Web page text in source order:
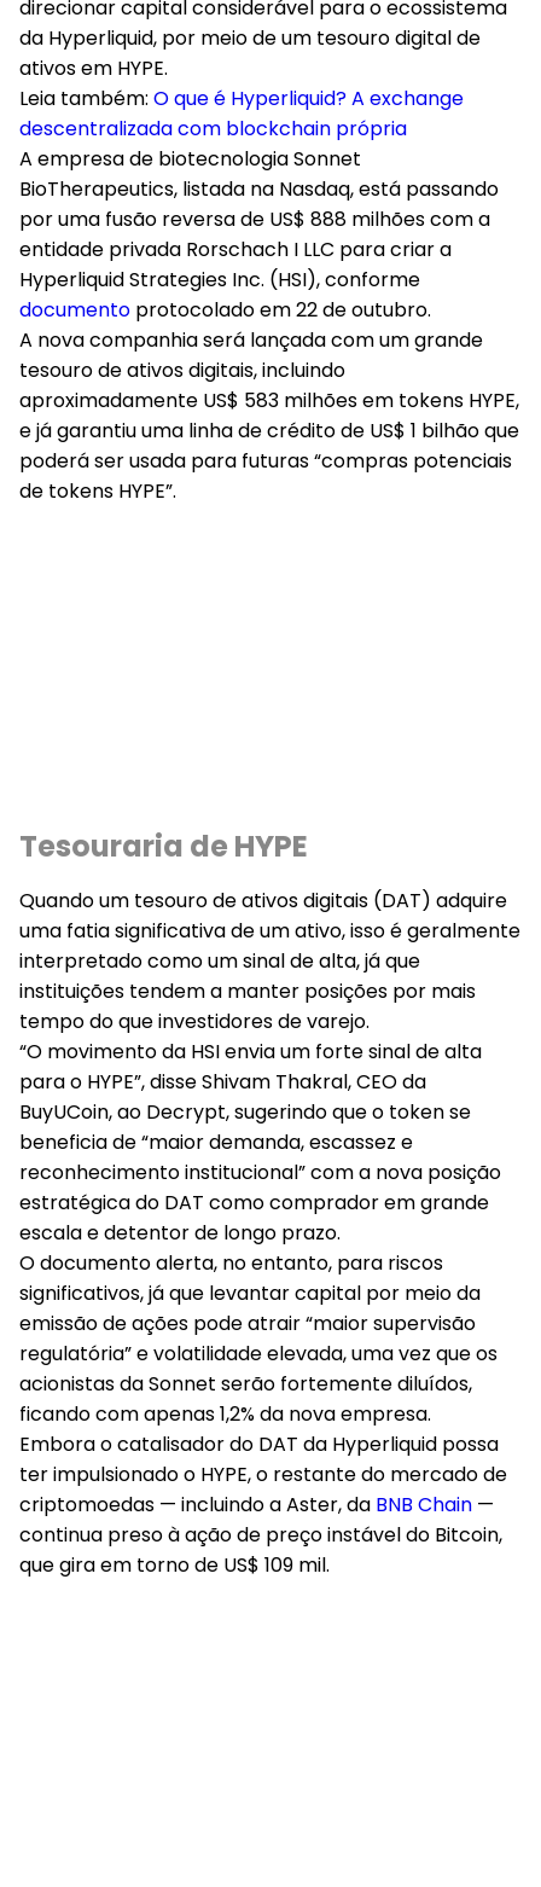
direcionar capital considerável para o ecossistema
da Hyperliquid, por meio de um tesouro digital de
ativos em HYPE.
Leia também: O que é Hyperliquid? A exchange
descentralizada com blockchain própria
A empresa de biotecnologia Sonnet
BioTherapeutics, listada na Nasdaq, está passando
por uma fusão reversa de US$ 888 milhões com a
entidade privada Rorschach I LLC para criar a
Hyperliquid Strategies Inc. (HSI), conforme
documento protocolado em 22 de outubro.
A nova companhia será lançada com um grande
tesouro de ativos digitais, incluindo
aproximadamente US$ 583 milhões em tokens HYPE,
e já garantiu uma linha de crédito de US$ 1 bilhão que
poderá ser usada para futuras “compras potenciais
de tokens HYPE”.
Tesouraria de HYPE
Quando um tesouro de ativos digitais (DAT) adquire
uma fatia significativa de um ativo, isso é geralmente
interpretado como um sinal de alta, já que
instituições tendem a manter posições por mais
tempo do que investidores de varejo.
“O movimento da HSI envia um forte sinal de alta
para o HYPE”, disse Shivam Thakral, CEO da
BuyUCoin, ao Decrypt, sugerindo que o token se
beneficia de “maior demanda, escassez e
reconhecimento institucional” com a nova posição
estratégica do DAT como comprador em grande
escala e detentor de longo prazo.
O documento alerta, no entanto, para riscos
significativos, já que levantar capital por meio da
emissão de ações pode atrair “maior supervisão
regulatória” e volatilidade elevada, uma vez que os
acionistas da Sonnet serão fortemente diluídos,
ficando com apenas 1,2% da nova empresa.
Embora o catalisador do DAT da Hyperliquid possa
ter impulsionado o HYPE, o restante do mercado de
criptomoedas — incluindo a Aster, da BNB Chain —
continua preso à ação de preço instável do Bitcoin,
que gira em torno de US$ 109 mil.